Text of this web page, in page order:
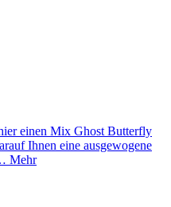
einen Mix Ghost Butterfly
Ihnen eine ausgewogene
Mehr